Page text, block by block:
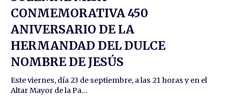
CONMEMORATIVA 450
ANIVERSARIO DE LA
HERMANDAD DEL DULCE
NOMBRE DE JESÚS
Este viernes, día 23 de septiembre, a las 21 horas y en el
Altar Mayor de la Pa...